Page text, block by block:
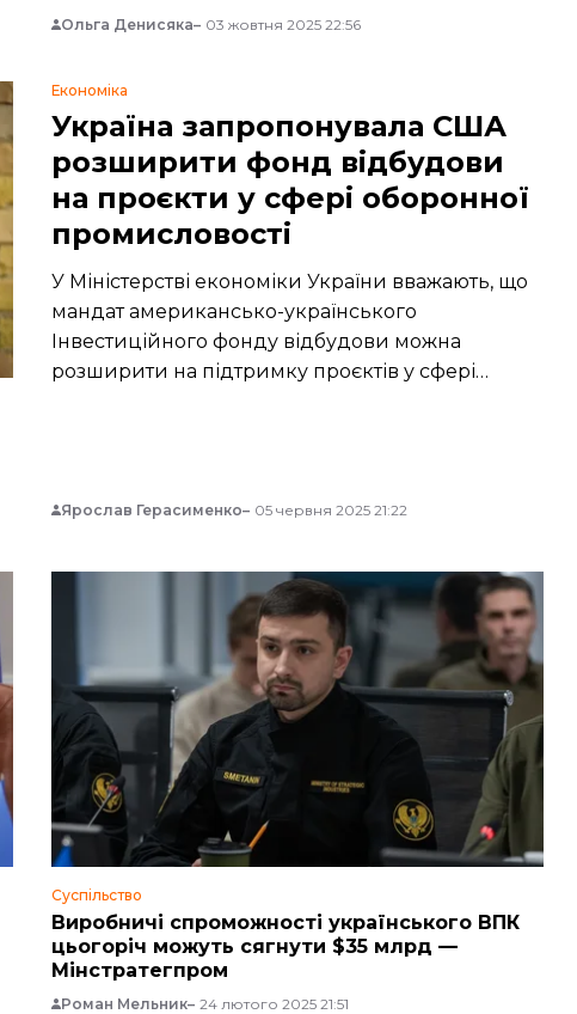
Ольга Денисяка 03 жовтня 2025 22:56
Економіка
Україна запропонувала США
розширити фонд відбудови
на проєкти у сфері оборонної
промисловості
У Міністерстві економіки України вважають, що
мандат американсько-українського
Інвестиційного фонду відбудови можна
розширити на підтримку проєктів у сфері
Ярослав Герасименко 05 червня 2025 21:22
Суспільство
Виробничі спроможності українського ВПК
цьогоріч можуть сягнути $35 млрд —
Мінстратегпром
Роман Мельник 24 лютого 2025 21:51